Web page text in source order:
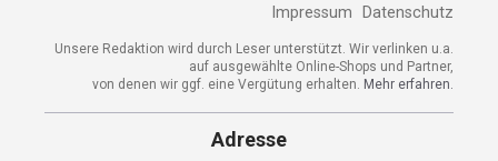
Impressum Datenschutz
Unsere Redaktion wird durch Leser unterstützt. Wir verlinken u.a.
auf ausgewählte Online-Shops und Partner,
von denen wir ggf. eine Vergütung erhalten. Mehr erfahren.
Adresse